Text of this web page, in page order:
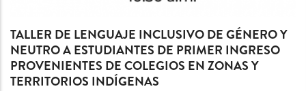
TALLER DE LENGUAJE INCLUSIVO DE GÉNERO Y
NEUTRO A ESTUDIANTES DE PRIMER INGRESO
PROVENIENTES DE COLEGIOS EN ZONAS Y
TERRITORIOS INDÍGENAS